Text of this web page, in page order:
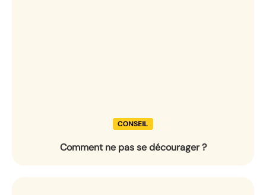
Comment ne pas se décourager ?